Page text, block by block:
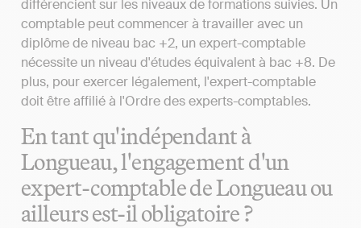
différencient sur les niveaux de formations suivies. Un
comptable peut commencer à travailler avec un
diplôme de niveau bac +2, un expert-comptable
nécessite un niveau d'études équivalent à bac +8. De
plus, pour exercer légalement, l'expert-comptable
doit être affilié à l'Ordre des experts-comptables.
En tant qu'indépendant à
Longueau, l'engagement d'un
expert-comptable de Longueau ou
ailleurs est-il obligatoire ?